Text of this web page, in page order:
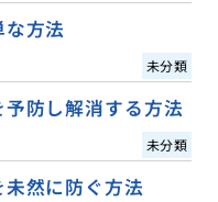
方法
未分類
防し解消する方法
未分類
然に防ぐ方法